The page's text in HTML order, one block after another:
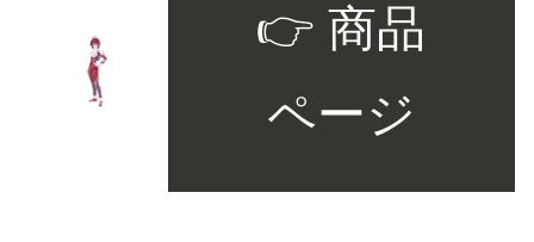
👉 商品
ページ